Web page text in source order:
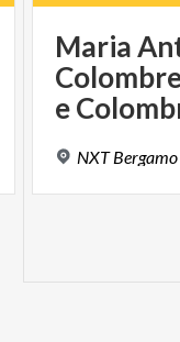
Maria
e
NXT Bergamo